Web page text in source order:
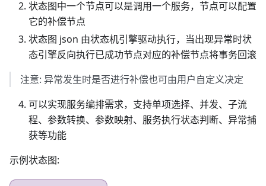
状态图中一个节点可以是调用一个服务，节点可以配置
它的补偿节点
状态图 json 由状态机引擎驱动执行，当出现异常时状
态引擎反向执行已成功节点对应的补偿节点将事务回滚
注意: 异常发生时是否进行补偿也可由用户自定义决定
可以实现服务编排需求，支持单项选择、并发、子流
程、参数转换、参数映射、服务执行状态判断、异常捕
获等功能
示例状态图: